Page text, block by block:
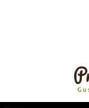
ULEIURI ȘI UNTURI